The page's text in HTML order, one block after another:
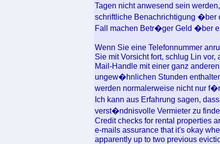
Tagen nicht anwesend sein
schriftliche Benachrichtigung �ber
Fall machen Betr�ger Geld �ber
Wenn Sie eine Telefonnummer
Sie mit Vorsicht fort, schlug Lin
Mail-Handle mit einer ganz
ungew�hnlichen Stunden
werden normalerweise nicht nur
Ich kann aus Erfahrung sagen,
verst�ndnisvolle Vermieter zu
Credit checks for rental properties
e-mails assurance that it's okay
apparently up to two previous